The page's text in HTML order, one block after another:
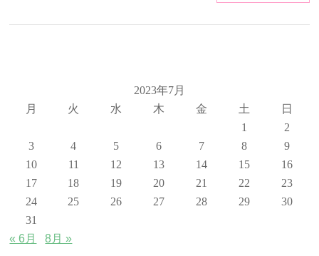
2023年7月
月
火 水 木 金 土
日
1
2
3
4 5 6 7 8
9
10
11 12 13 14 15
16
17
18 19 20 21 22
23
24
25 26 27 28 29
30
31
« 6月
8月 »